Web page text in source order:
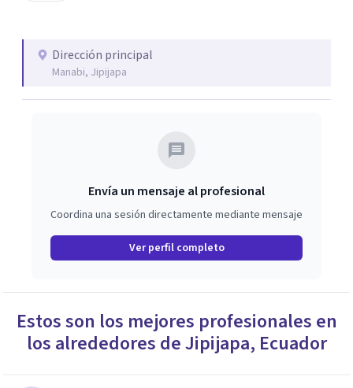
Dirección principal
Manabi, Jipijapa
Envía un mensaje al profesional
Coordina una sesión directamente mediante mensaje
Ver perfil completo
Estos son los mejores profesionales en
los alrededores deJipijapa, Ecuador